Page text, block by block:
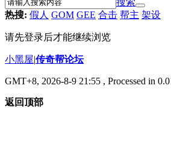
热搜: 假人 GOM GEE 合击 帮主 架设
请先登录后才能继续浏览
小黑屋|传奇帮论坛
GMT+8, 2026-8-9 21:55 , Processed in
返回顶部